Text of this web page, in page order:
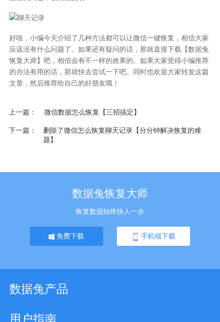
好啦，小编今天介绍了几种方法都可以让微信一键恢复 ，相信大家
应该没有什么问题了。如果还有疑问的话，那就直接下载【数据兔
恢复大师】吧，相信会有不一样的效果的。如果大家觉得小编推荐
的办法有用的话，那就快去尝试一下吧。同时也欢迎大家转发这篇
文章，然后推荐给自己的好朋友哦！
上一篇
微信数据怎么恢复【三招搞定】
下一篇
删除了微信怎么恢复聊天记录【分分钟解决恢复的难
题】
数据兔恢复大师
恢复数据始终快人一步
免费下载 手机端下载
数据兔产品